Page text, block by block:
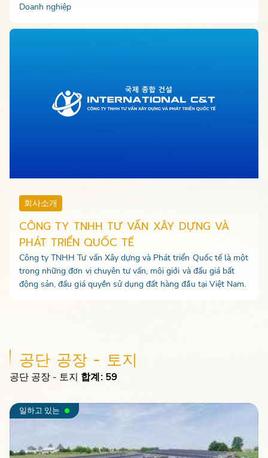
Doanh nghiệp
회사소개
CÔNG TY TNHH TƯ VẤN XÂY DỰNG VÀ
PHÁT TRIỂN QUỐC TẾ
Công ty TNHH Tư vấn Xây dựng và Phát triển Quốc tế là một
trong những đơn vị chuyên tư vấn, môi giới và đấu giá bất
động sản, đấu giá quyền sử dụng đất hàng đầu tại Việt Nam.
공단 공장 - 토지
공단 공장 - 토지 합계: 59
일하고 있는